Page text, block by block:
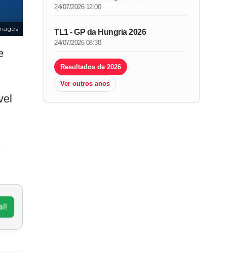
24/07/2026 12:00
TL1 - GP da Hungria 2026
24/07/2026 08:30
Resultados de 2026
Ver outros anos